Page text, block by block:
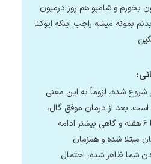
بخورم و شامپو هم روز درمیون
بمونه میشه راجب اینکه ایوکتا
شروع شده، لزوماً به این معنی
بعد از درمان موفق گال،
خارش می‌تواند تا ۲ تا ۶ هفته و گاهی بیشتر ادامه
مبتلا شده و همزمان
شما ظاهر شده، احتمال